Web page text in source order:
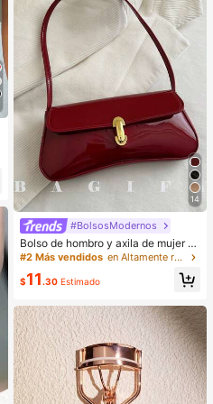
14
#BolsosModernos
Bolso de hombro y axila de mujer c
on decoración de solapa de cuero s
as, salidas, reuniones, estética de l
#2 Más vendidos en Altamente recomprado Bolsos De Hombro De Mujer
$11 .30 Estimado